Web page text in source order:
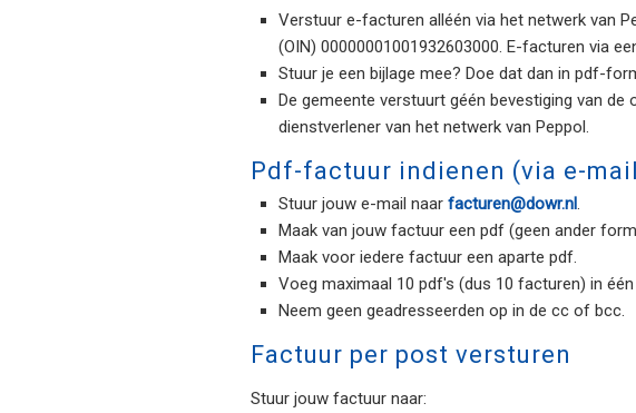
Verstuur e-facturen alléén via het netwerk van
(OIN) 00000001001932603000. E-facturen via
Stuur je een bijlage mee? Doe dat dan in pdf-
De gemeente verstuurt géén bevestiging van
dienstverlener van het netwerk van Peppol.
Pdf-factuur indienen (via e-
Stuur jouw e-mail naar facturen@dowr.nl.
Maak van jouw factuur een pdf (geen ander
Maak voor iedere factuur een aparte pdf.
Voeg maximaal 10 pdf's (dus 10 facturen) in
Neem geen geadresseerden op in de cc of bcc.
Factuur per post versturen
Stuur jouw factuur naar: